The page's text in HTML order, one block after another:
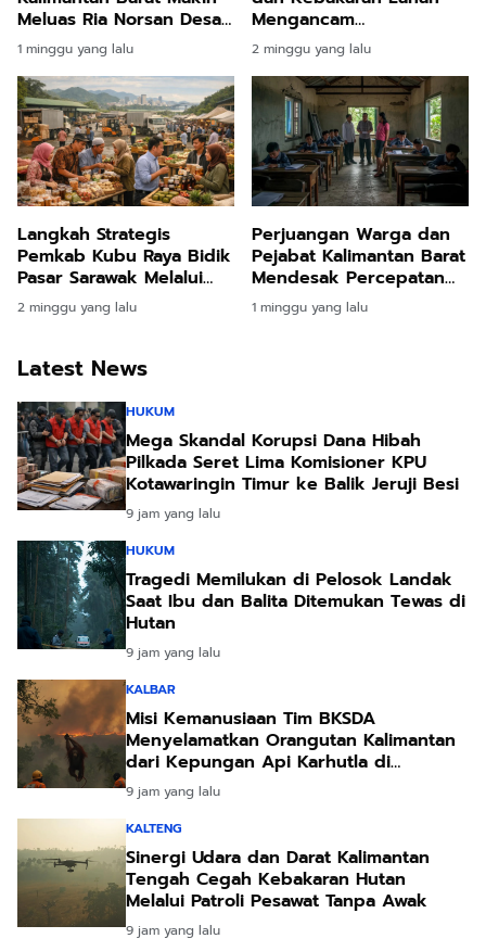
Meluas Ria Norsan Desak
Segera Dilakukan
Modifikasi Cuaca
1 minggu yang lalu
Mengancam
Keselamatan Ratusan
Orang Utan di Pusat
Rehabilitasi Ketapang
2 minggu yang lalu
Langkah Strategis
Pemkab Kubu Raya Bidik
Pasar Sarawak Melalui
Sektor Perdagangan
dan Industri Halal
2 minggu yang lalu
Perjuangan Warga dan
Pejabat Kalimantan Barat
Mendesak Percepatan
Revitalisasi Ratusan
Sekolah Rusak di
1 minggu yang lalu
Latest News
HUKUM
Mega Skandal Korupsi Dana Hibah
Pilkada Seret Lima Komisioner KPU
Kotawaringin Timur ke Balik Jeruji Besi
9 jam yang lalu
HUKUM
Tragedi Memilukan di Pelosok Landak
Saat Ibu dan Balita Ditemukan Tewas di
Hutan
9 jam yang lalu
KALBAR
Misi Kemanusiaan Tim BKSDA
Menyelamatkan Orangutan Kalimantan
dari Kepungan Api Karhutla di
Ketapang
9 jam yang lalu
KALTENG
Sinergi Udara dan Darat Kalimantan
Tengah Cegah Kebakaran Hutan
Melalui Patroli Pesawat Tanpa Awak
9 jam yang lalu